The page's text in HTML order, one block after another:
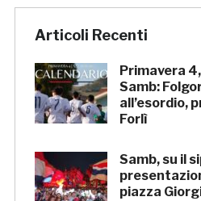
Articoli Recenti
Primavera
Samb:
all’esordio,
Forlì
Samb, su il
piazza